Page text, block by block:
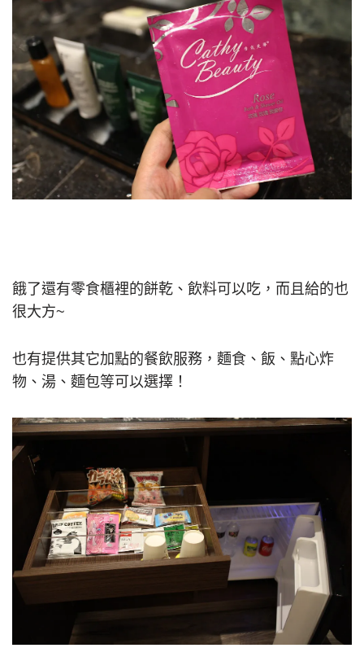
餓了還有零食櫃裡的餅乾、飲料可以吃，而且給的也
很大方~
也有提供其它加點的餐飲服務，麵食、飯、點心炸
物、湯、麵包等可以選擇！